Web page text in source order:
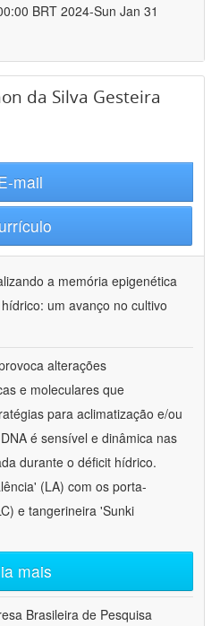
BRT 2024-Sun Jan 31
da Silva Gesteira
mail
a memória epigenética
um avanço no cultivo
alterações
e moleculares que
para aclimatização e/ou
é sensível e dinâmica nas
durante o déficit hídrico.
(LA) com os porta-
e tangerineira 'Sunki
mais
Brasileira de Pesquisa